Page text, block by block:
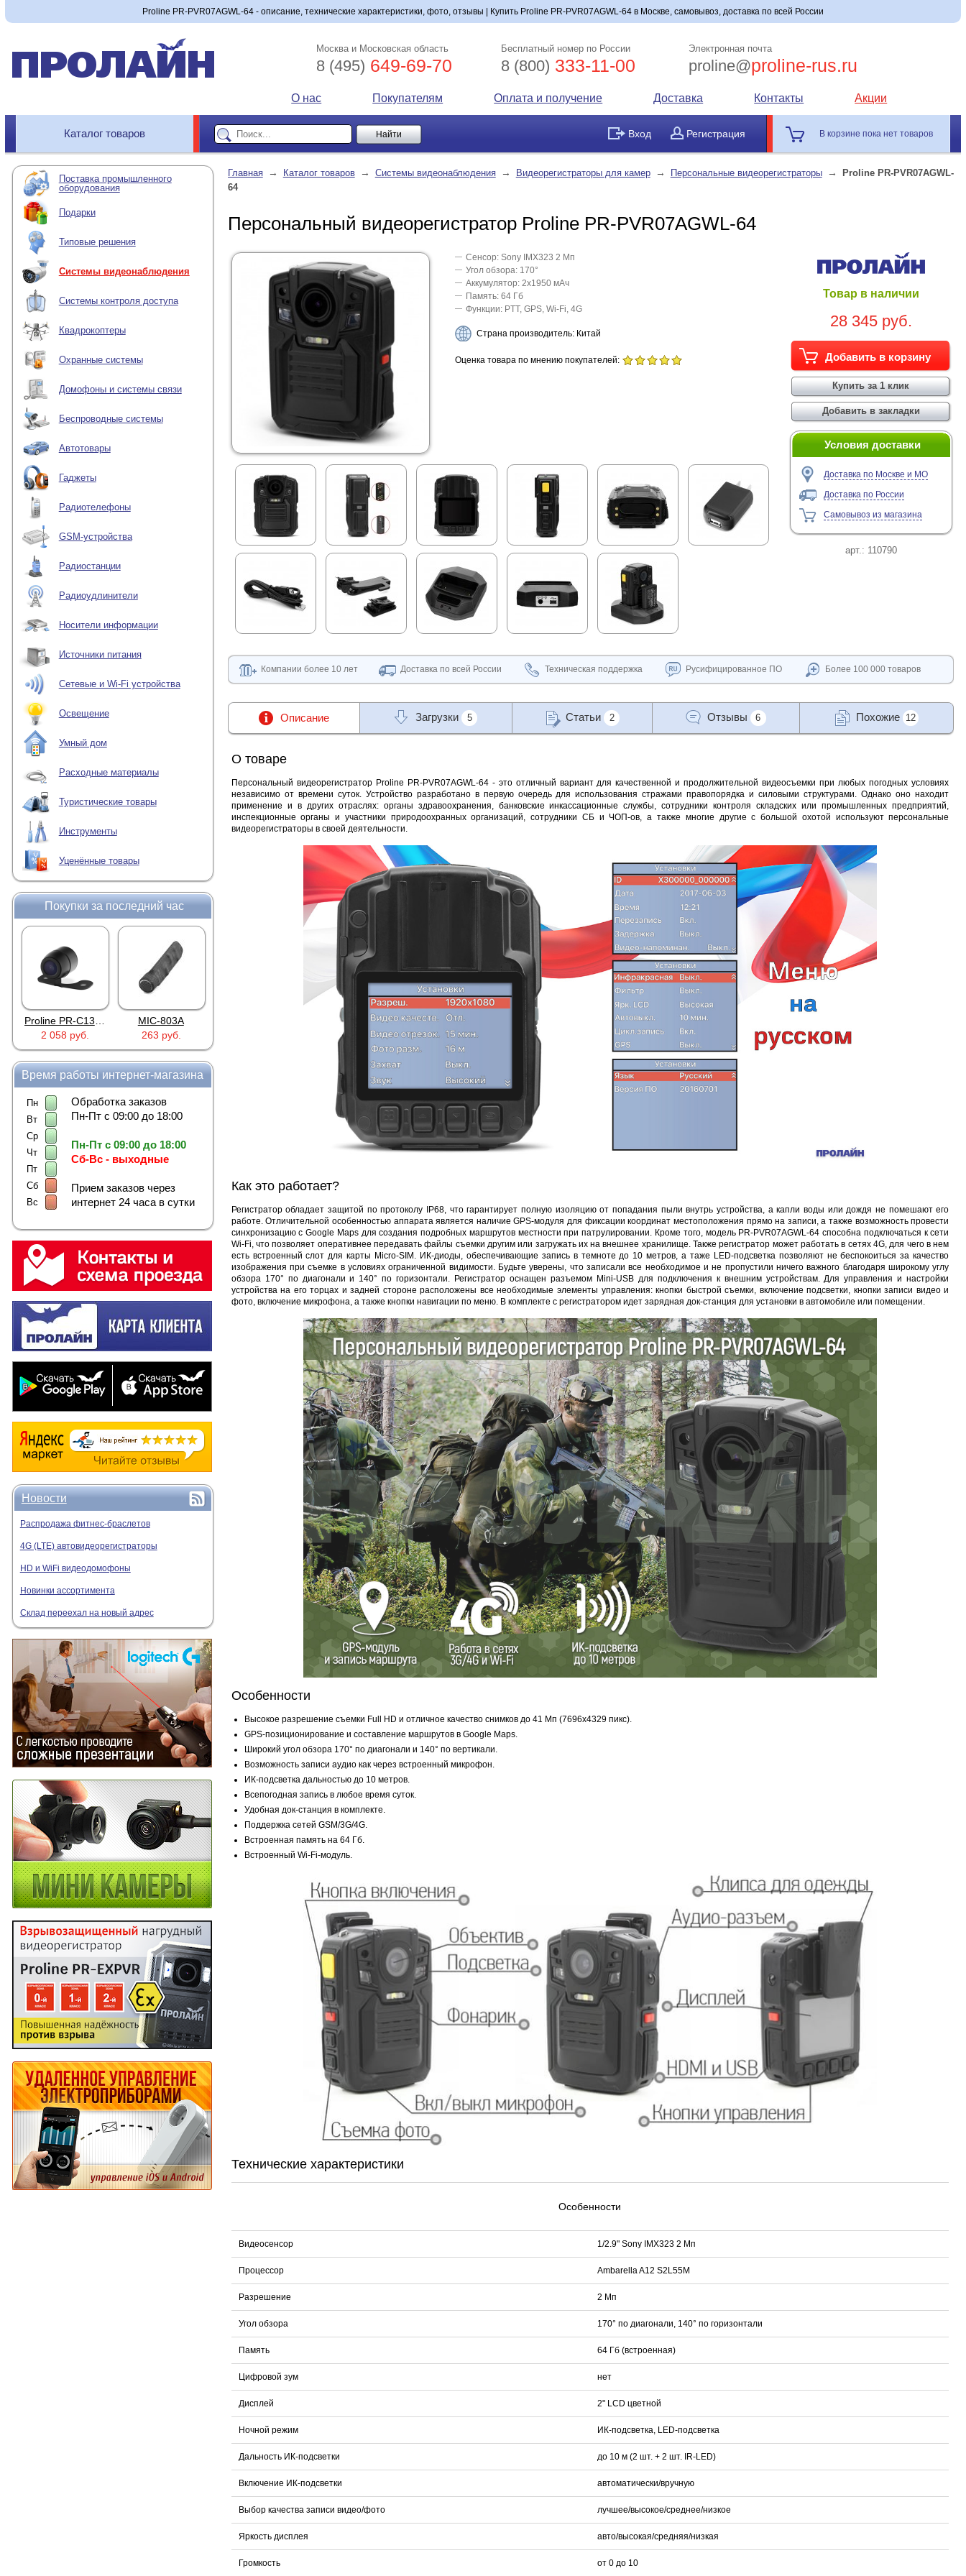
Proline PR-PVR07AGWL-64 - описание, технические характеристики, фото, отзывы | Купить Proline PR-PVR07AGWL-64 в Москве, самовывоз, доставка по всей России
Москва и Московская область
8 (495) 649-69-70
Бесплатный номер по России
8 (800) 333-11-00
Электронная почта
proline@proline-rus.ru
О нас Покупателям Оплата и получение Доставка Контакты Акции
Каталог товаров Вход Регистрация В корзине пока нет товаров
Поставка промышленного
оборудования
Подарки
Типовые решения
Системы видеонаблюдения
Системы контроля доступа
Квадрокоптеры
Охранные системы
Домофоны и системы связи
Беспроводные системы
Автотовары
Гаджеты
Радиотелефоны
GSM-устройства
Радиостанции
Радиоудлинители
Носители информации
Источники питания
Сетевые и Wi-Fi устройства
Освещение
Умный дом
Расходные материалы
Туристические товары
Инструменты
Уценённые товары
Покупки за последний час
MIC-803A
263 руб.
386 руб.
DJK-11Y(1м-2п) U3-1L
97 руб.
206 руб.
Proline HA-CB01
4 452 руб.
Proline PR-LED0503F2AA RED
250 руб.
30 руб.
137 руб.
Время работы интернет-магазина
Пн
Вт
Ср
Чт
Пт
Сб
Вс
Обработка заказов
Пн-Пт с 09:00 до 18:00
Пн-Пт с 09:00 до 18:00
Сб-Вс - выходные
Прием заказов через
интернет 24 часа в сутки
Новости
Распродажа фитнес-браслетов
4G (LTE) автовидеорегистраторы
HD и WiFi видеодомофоны
Новинки ассортимента
Склад переехал на новый адрес
Главная → Каталог товаров → Системы видеонаблюдения → Видеорегистраторы для камер → Персональные видеорегистраторы →
Proline PR-PVR07AGWL-
64
Персональный видеорегистратор Proline PR-PVR07AGWL-64
Сенсор: Sony IMX323 2 Мп
Угол обзора: 170°
Аккумулятор: 2х1950 мАч
Память: 64 Гб
Функции: PTT, GPS, Wi-Fi, 4G
Страна производитель: Китай
Оценка товара по мнению покупателей:
Товар в наличии
28 345 руб.
Условия доставки
Доставка по Москве и МО
Доставка по России
Самовывоз из магазина
арт.: 110790
Компании более 10 лет Доставка по всей России Техническая поддержка Русифицированное ПО Более 100 000 товаров
Описание Загрузки 5 Статьи 2 Отзывы 6 Похожие 12
О товаре
Персональный видеорегистратор Proline PR-PVR07AGWL-64 - это отличный вариант для качественной и продолжительной видеосъемки при любых погодных условиях
независимо от времени суток. Устройство разработано в первую очередь для использования стражами правопорядка и силовыми структурами. Однако оно находит
применение и в других отраслях: органы здравоохранения, банковские инкассационные службы, сотрудники контроля складских или промышленных предприятий,
инспекционные органы и участники природоохранных организаций, сотрудники СБ и ЧОП-ов, а также многие другие с большой охотой используют персональные
видеорегистраторы в своей деятельности.
Как это работает?
Регистратор обладает защитой по протоколу IP68, что гарантирует полную изоляцию от попадания пыли внутрь устройства, а капли воды или дождя не помешают его
работе. Отличительной особенностью аппарата является наличие GPS-модуля для фиксации координат местоположения прямо на записи, а также возможность провести
синхронизацию с Google Maps для создания подробных маршрутов местности при патрулировании. Кроме того, модель PR-PVR07AGWL-64 способна подключаться к сети
Wi-Fi, что позволяет оперативнее передавать файлы съемки другим или загружать их на внешнее хранилище. Также регистратор может работать в сетях 4G, для чего в нем
есть встроенный слот для карты Micro-SIM. ИК-диоды, обеспечивающие запись в темноте до 10 метров, а таже LED-подсветка позволяют не беспокоиться за качество
изображения при съемке в условиях ограниченной видимости. Будьте уверены, что записали все необходимое и не пропустили ничего важного благодаря широкому углу
обзора 170° по диагонали и 140° по горизонтали. Регистратор оснащен разъемом Mini-USB для подключения к внешним устройствам. Для управления и настройки
устройства на его торцах и задней стороне расположены все необходимые элементы управления: кнопки быстрой съемки, включение подсветки, кнопки записи видео и
фото, включение микрофона, а также кнопки навигации по меню. В комплекте с регистратором идет зарядная док-станция для установки в автомобиле или помещении.
Особенности
Высокое разрешение съемки Full HD и отличное качество снимков до 41 Мп (7696x4329 пикс).
GPS-позиционирование и составление маршрутов в Google Maps.
Широкий угол обзора 170° по диагонали и 140° по вертикали.
Возможность записи аудио как через встроенный микрофон.
ИК-подсветка дальностью до 10 метров.
Всепогодная запись в любое время суток.
Удобная док-станция в комплекте.
Поддержка сетей GSM/3G/4G.
Встроенная память на 64 Гб.
Встроенный Wi-Fi-модуль.
Технические характеристики
Особенности
Видеосенсор 1/2.9" Sony IMX323 2 Мп
Процессор Ambarella A12 S2L55M
Разрешение 2 Мп
Угол обзора 170° по диагонали, 140° по горизонтали
Память 64 Гб (встроенная)
Цифровой зум нет
Дисплей 2" LCD цветной
Ночной режим ИК-подсветка, LED-подсветка
Дальность ИК-подсветки до 10 м (2 шт. + 2 шт. IR-LED)
Включение ИК-подсветки автоматически/вручную
Выбор качества записи видео/фото лучшее/высокое/среднее/низкое
Яркость дисплея авто/высокая/средняя/низкая
Громкость от 0 до 10